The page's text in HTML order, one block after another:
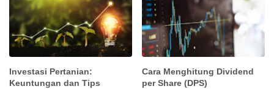
Investasi Pertanian:
Keuntungan dan Tips
Cara Menghitung Dividend
per Share (DPS)